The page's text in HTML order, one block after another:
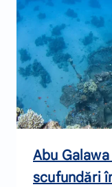
Abu
scufundări